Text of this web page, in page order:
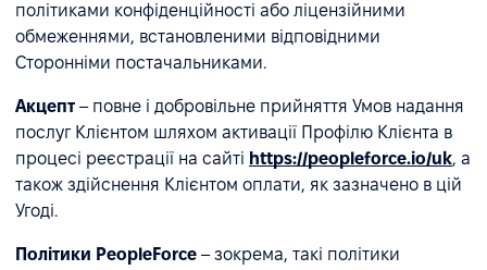
політиками конфіденційності або ліцензійними
обмеженнями, встановленими відповідними
Сторонніми постачальниками.
Акцепт – повне і добровільне прийняття Умов надання
послуг Клієнтом шляхом активації Профілю Клієнта в
процесі реєстрації на сайті https://peopleforce.io/uk, а
також здійснення Клієнтом оплати, як зазначено в цій
Угоді.
Політики PeopleForce – зокрема, такі політики